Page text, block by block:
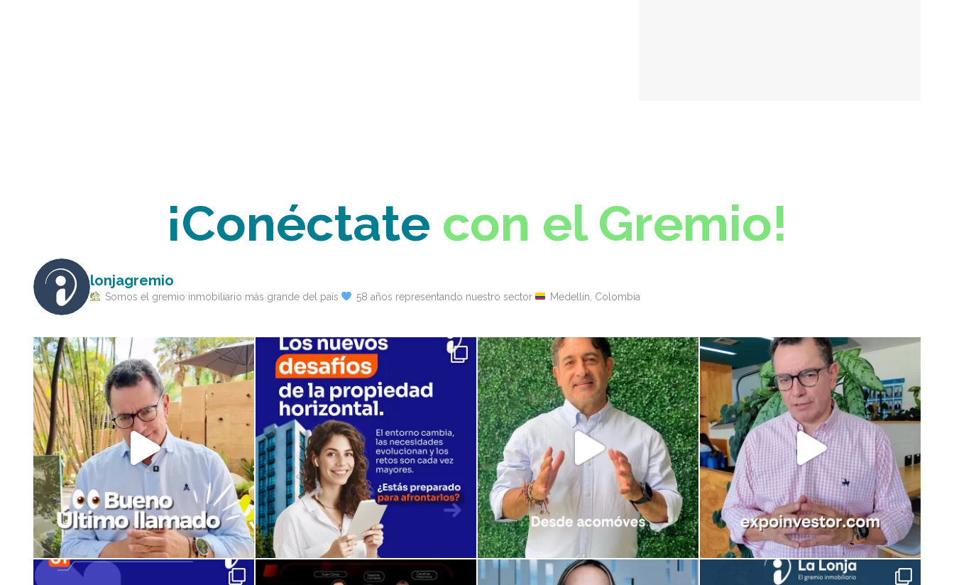
¡Conéctate con el Gremio!
lonjagremio
Somos el gremio inmobiliario más grande del país 58 años representando nuestro sector Medellín, Colombia